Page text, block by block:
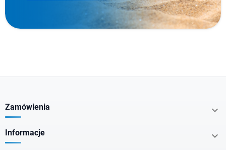
Zawartość opakowania
Zamówienia 
Informacje 